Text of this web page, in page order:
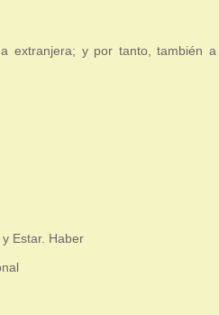
extranjera; y por tanto, también a
Estar. Haber